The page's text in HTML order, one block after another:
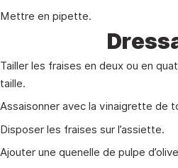
Mettre en pipette.
Tailler les fraises en deux ou en
taille.
Assaisonner avec la vinaigrette de
Disposer les fraises sur l’assiette.
Ajouter une quenelle de pulpe